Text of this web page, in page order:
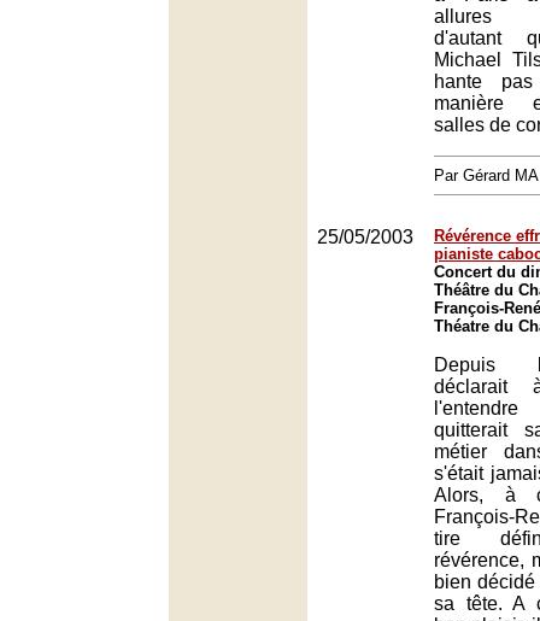
allures
d'autant
Michael
hante
manière
salles de
Par Gérard
25/05/2003
Révérence
pianiste
Concert du
Théâtre du
François-
Théatre du
Depuis
déclarait
quitterait
métier
s'était
Alors, à
François-
tire
révérence,
bien
sa tête. A